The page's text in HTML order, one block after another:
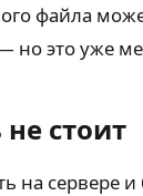
файла
но это уже
стоит
на сервере